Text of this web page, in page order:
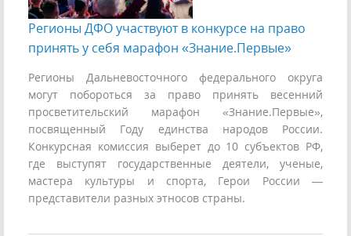
Регионы ДФО участвуют в конкурсе на право
принять у себя марафон «Знание.Первые»
Регионы Дальневосточного федерального округа
могут побороться за право принять весенний
просветительский марафон «Знание.Первые»,
посвященный Году единства народов России.
Конкурсная комиссия выберет до 10 субъектов РФ,
где выступят государственные деятели, ученые,
мастера культуры и спорта, Герои России —
представители разных этносов страны.